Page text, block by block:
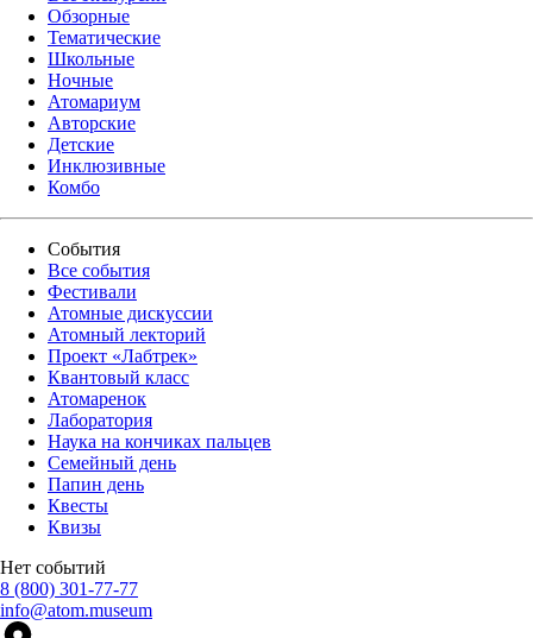
Обзорные
Тематические
Школьные
Ночные
Атомариум
Авторские
Детские
Инклюзивные
Комбо
События
Все события
Фестивали
Атомные дискуссии
Атомный лекторий
Проект «Лабтрек»
Квантовый класс
Атомаренок
Лаборатория
Наука на кончиках пальцев
Семейный день
Папин день
Квесты
Квизы
Нет событий
8 (800) 301-77-77
info@atom.museum